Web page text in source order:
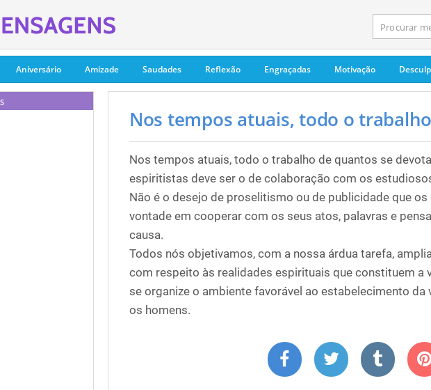
Aniversário Amizade Saudades Reflexão Engraçadas Motivação
Nos tempos atuais, todo o
Nos tempos atuais, todo o trabalho de quantos se
espiritistas deve ser o de colaboração com os
Não é o desejo de proselitismo ou de publicidade que os
vontade em cooperar com os seus atos, palavras e
causa.
Todos nós objetivamos, com a nossa árdua tarefa,
com respeito às realidades espirituais que constituem a
se organize o ambiente favorável ao estabelecimento
os homens.